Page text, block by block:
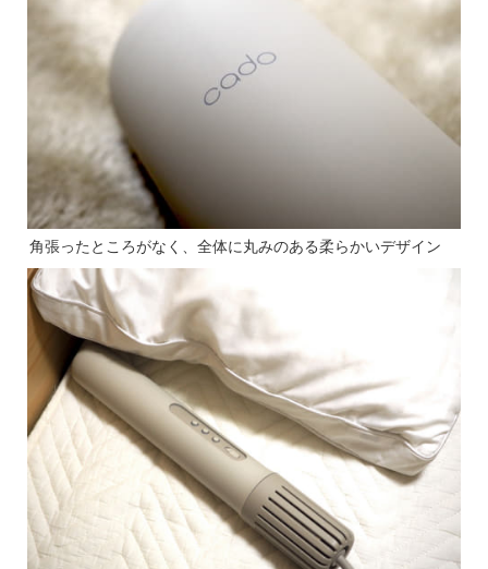
角張ったところがなく、全体に丸みのある柔らかいデザイン